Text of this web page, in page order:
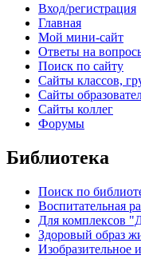
Вход/регистрация
Главная
Мой мини-сайт
Ответы на
Поиск по сайту
Сайты классов,
Сайты
Сайты коллег
Форумы
Библиотека
Поиск по
Воспитательная
Для комплексов
Здоровый образ
Изобразительное